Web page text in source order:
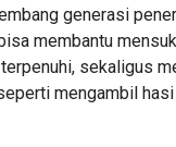
generasi
membantu
sekaligus
mengambil